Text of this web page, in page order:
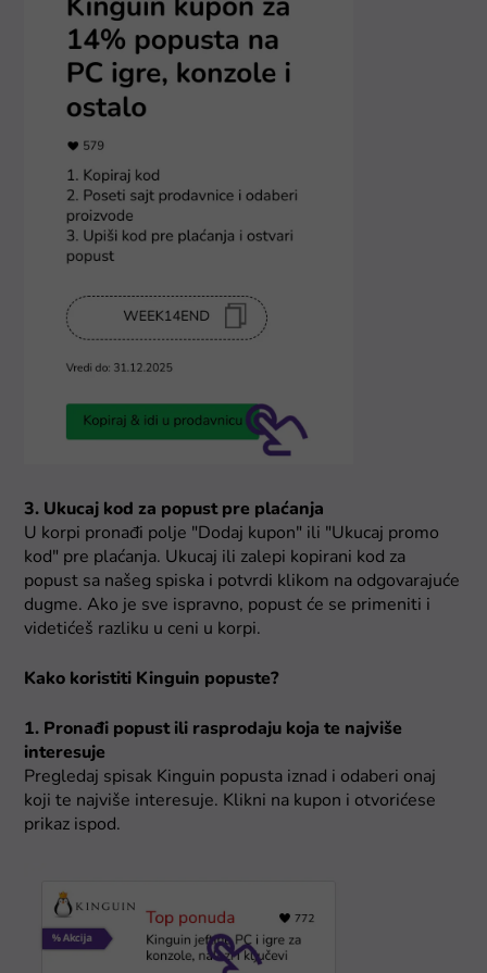
3. Ukucaj kod za popust pre plaćanja
U korpi pronađi polje "Dodaj kupon" ili "Ukucaj promo
kod" pre plaćanja. Ukucaj ili zalepi kopirani kod za
popust sa našeg spiska i potvrdi klikom na odgovarajuće
dugme. Ako je sve ispravno, popust će se primeniti i
videtićeš razliku u ceni u korpi.
Kako koristiti Kinguin popuste?
1. Pronađi popust ili rasprodaju koja te najviše
interesuje
Pregledaj spisak Kinguin popusta iznad i odaberi onaj
koji te najviše interesuje. Klikni na kupon i otvorićese
prikaz ispod.